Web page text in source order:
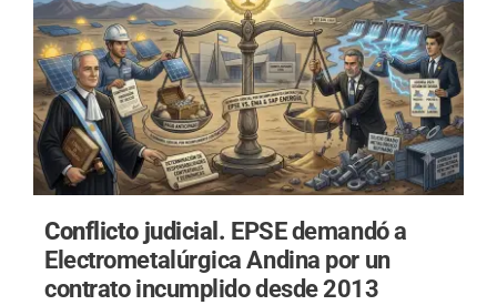
Conflicto judicial. EPSE demandó a
Electrometalúrgica Andina por un
contrato incumplido desde 2013